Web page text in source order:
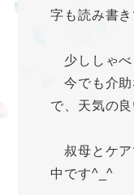
字も読み書
少ししゃべ
今でも介助
で、天気の
叔母とケア
中です^_^